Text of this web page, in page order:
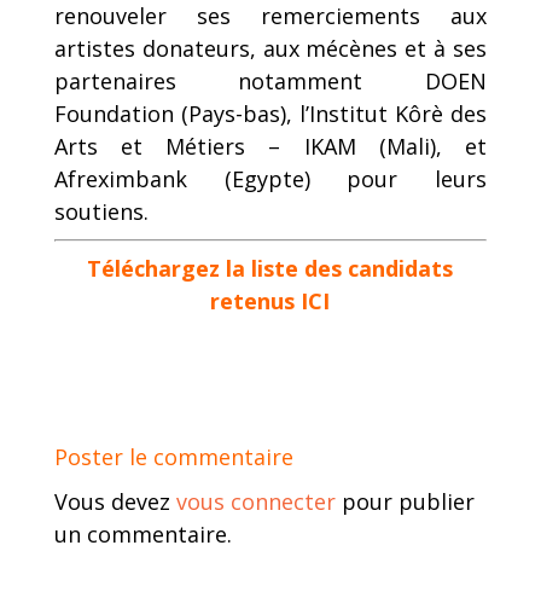
renouveler ses remerciements aux
artistes donateurs, aux mécènes et à ses
partenaires notamment DOEN
Foundation (Pays-bas), l’Institut Kôrè des
Arts et Métiers – IKAM (Mali), et
Afreximbank (Egypte) pour leurs
soutiens.
Téléchargez la liste des candidats
retenus ICI
Poster le commentaire
Vous devez vous connecterpour publier
un commentaire.